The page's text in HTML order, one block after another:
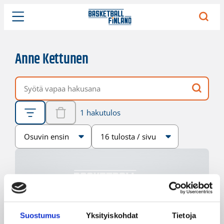
Suostumus Yksityiskohdat Tietoja
Anne Kettunen
Vapaa hakusana
1 hakutulos
Järjestys
Sivukoko